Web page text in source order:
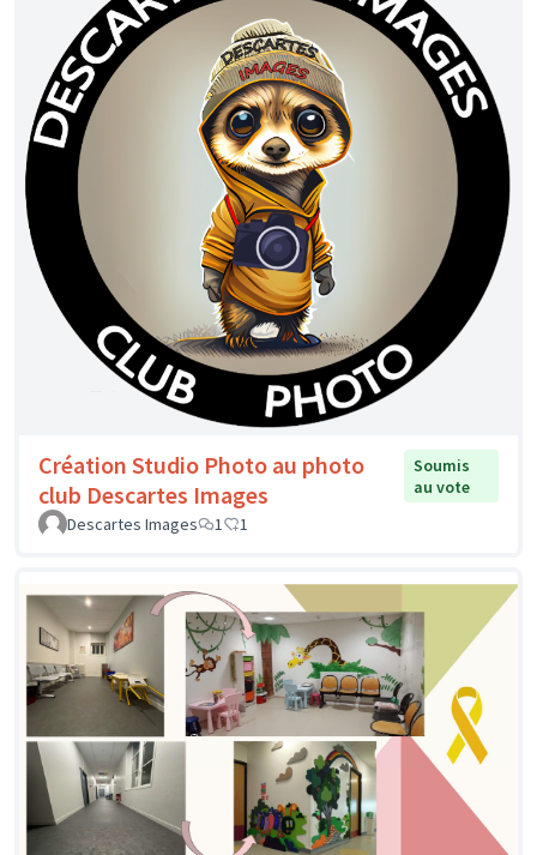
Création Studio Photo au photo
club Descartes Images
Soumis
au vote
Descartes Images
1 1